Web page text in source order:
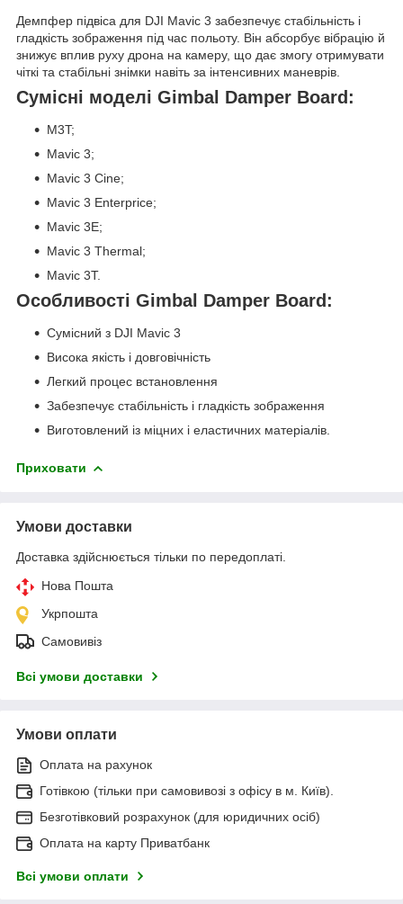
Демпфер підвіса для DJI Mavic 3 забезпечує стабільність і
гладкість зображення під час польоту. Він абсорбує вібрацію й
знижує вплив руху дрона на камеру, що дає змогу отримувати
чіткі та стабільні знімки навіть за інтенсивних маневрів.
Сумісні моделі Gimbal Damper Board:
M3T;
Mavic 3;
Mavic 3 Cine;
Mavic 3 Enterprice;
Mavic 3E;
​Mavic 3 Thermal;
Mavic 3T.
Особливості Gimbal Damper Board:
Сумісний з DJI Mavic 3
Висока якість і довговічність
Легкий процес встановлення
Забезпечує стабільність і гладкість зображення
Виготовлений із міцних і еластичних матеріалів.
Приховати
Умови доставки
Доставка здійснюється тільки по передоплаті.
Нова Пошта
Укрпошта
Самовивіз
Всі умови доставки
Умови оплати
Оплата на рахунок
Готівкою (тільки при самовивозі з офісу в м. Київ).
Безготівковий розрахунок (для юридичних осіб)
Оплата на карту Приватбанк
Всі умови оплати